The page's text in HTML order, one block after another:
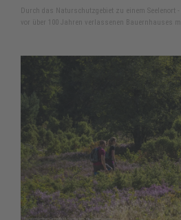
Durch das Naturschutzgebiet zu einem Seelenort
vor über 100 Jahren verlassenen Bauernhauses